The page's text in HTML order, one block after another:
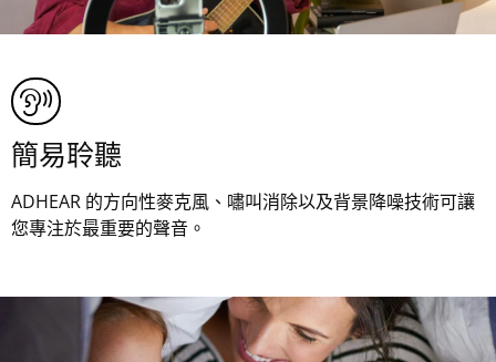
簡易聆聽
ADHEAR 的方向性麥克風、嘯叫消除以及背景降噪技術可讓
您專注於最重要的聲音。